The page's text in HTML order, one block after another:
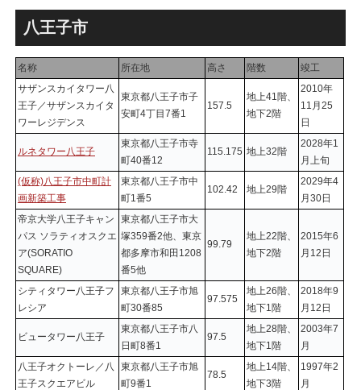
跡地の開発計画や商業ビル建
設進行などにより駅前商業地
が形成へ！！
テル温浴棟」2026年夏時点建
八王子市
名称 所在地 高さ 階数
竣工
サザンスカイタワー八
王子／サザンスカイタ
ワーレジデンス
東京都八王子市子
安町4丁目7番1
157.5
地上41階、
地下2階
2010年
11月25
日
ルネタワー八王子
東京都八王子市寺
町40番12
115.175 地上32階
2028年1
月上旬
(仮称)八王子市中町計
画新築工事
東京都八王子市中
町1番5
102.42 地上29階
2029年4
月30日
帝京大学八王子キャン
パス ソラティオスクエ
ア(SORATIO
SQUARE)
東京都八王子市大
塚359番2他、東京
都多摩市和田1208
番5他
99.79
地上22階、
地下2階
2015年6
月12日
シティタワー八王子フ
レシア
東京都八王子市旭
町30番85
97.575
地上26階、
地下1階
2018年9
月12日
ビュータワー八王子
東京都八王子市八
日町8番1
97.5
地上28階、
地下1階
2003年7
月
八王子オクトーレ／八
王子スクエアビル
東京都八王子市旭
町9番1
78.5
地上14階、
地下3階
1997年2
月